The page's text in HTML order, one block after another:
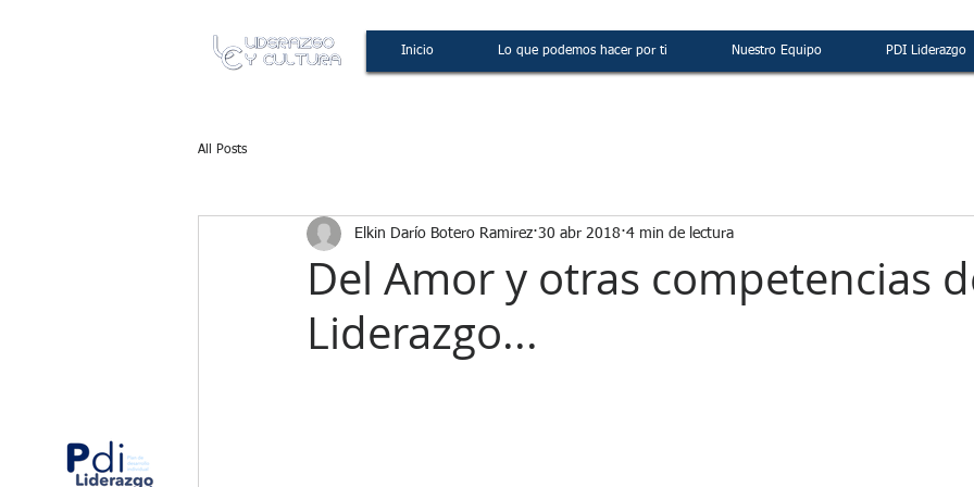
Inicio Lo que podemos hacer por ti Nuestro Equipo PDI Liderazgo
All Posts
Del Amor y otras competencias
Liderazgo...
Elkin Darío Botero Ramirez 30 abr 2018 4 min de lectura